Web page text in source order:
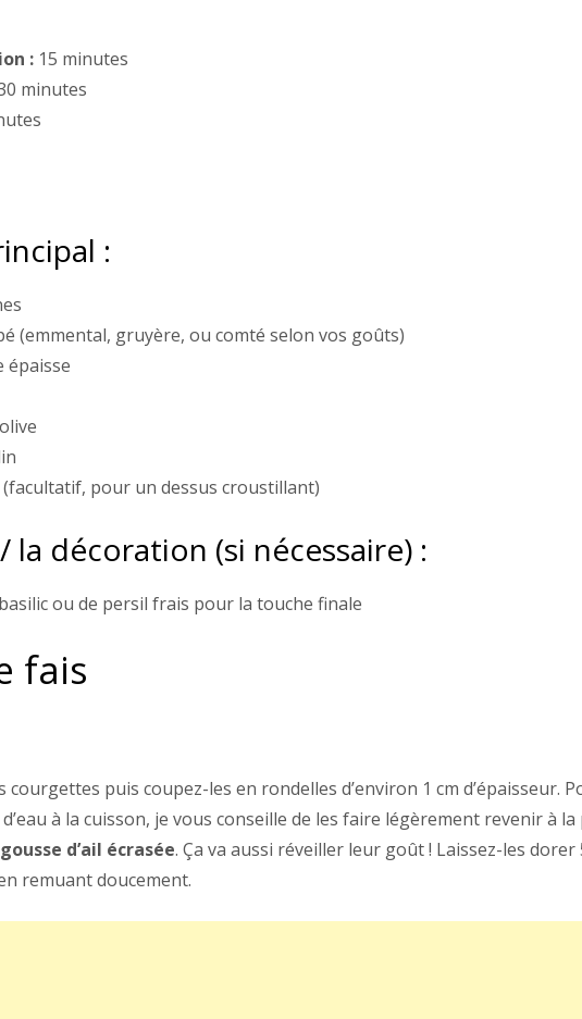
: 15 minutes
minutes
:
(emmental, gruyère, ou comté selon vos goûts)
épaisse
pour un dessus croustillant)
la décoration (si nécessaire) :
ou de persil frais pour la touche finale
fais
courgettes puis coupez-les en rondelles d’environ 1 cm d’épaisseur.
à la cuisson, je vous conseille de les faire légèrement revenir à la
gousse d’ail écrasée. Ça va aussi réveiller leur goût ! Laissez-les dorer
remuant doucement.